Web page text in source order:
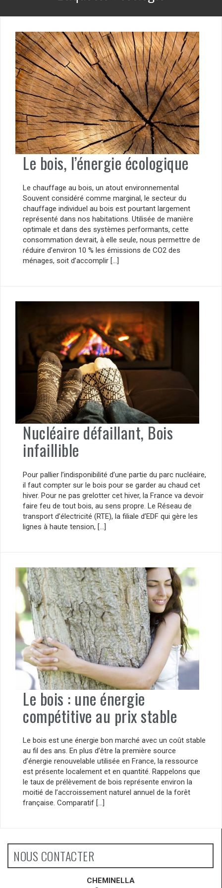
Le bois, l’énergie écologique
Le chauffage au bois, un atout environnemental
Souvent considéré comme marginal, le secteur du
chauffage individuel au bois est pourtant largement
représenté dans nos habitations. Utilisée de manière
optimale et dans des systèmes performants, cette
consommation devrait, à elle seule, nous permettre de
réduire d’environ 10 % les émissions de CO2 des
ménages, soit d’accomplir […]
Nucléaire défaillant, Bois
infaillible
Pour pallier l’indisponibilité d’une partie du parc nucléaire,
il faut compter sur le bois pour se garder au chaud cet
hiver. Pour ne pas grelotter cet hiver, la France va devoir
faire feu de tout bois, au sens propre. Le Réseau de
transport d’électricité (RTE), la filiale d’EDF qui gère les
lignes à haute tension, […]
Le bois : une énergie
compétitive au prix stable
Le bois est une énergie bon marché avec un coût stable
au fil des ans. En plus d’être la première source
d’énergie renouvelable utilisée en France, la ressource
est présente localement et en quantité. Rappelons que
le taux de prélèvement de bois représente environ la
moitié de l’accroissement naturel annuel de la forêt
française. Comparatif […]
NOUS CONTACTER
CHEMINELLA